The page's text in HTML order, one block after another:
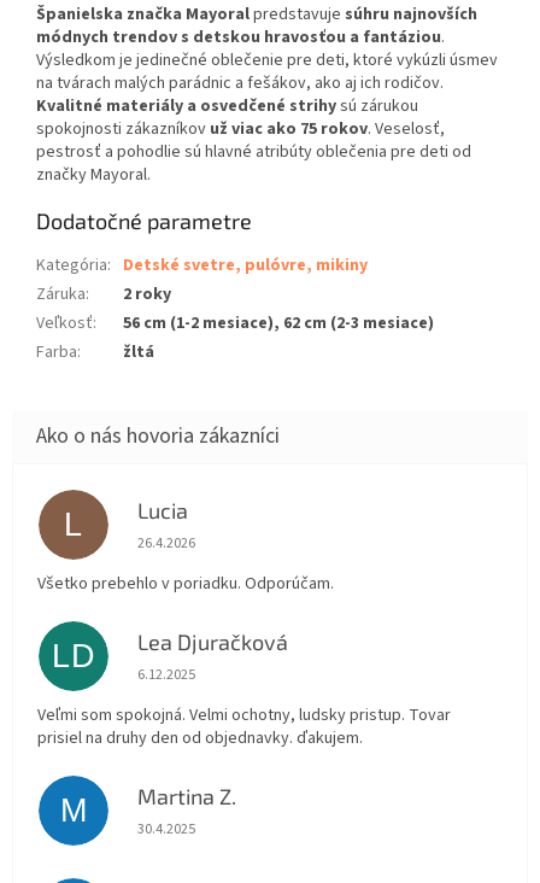
Španielska značka Mayoralpredstavuje súhru najnovších
módnych trendov s detskou hravosťou a fantáziou.
Výsledkom je jedinečné oblečenie pre deti, ktoré vykúzli úsmev
na tvárach malých parádnic a fešákov, ako aj ich rodičov.
Kvalitné materiály a osvedčené strihysú zárukou
spokojnosti zákazníkov už viac ako 75 rokov. Veselosť,
pestrosť a pohodlie sú hlavné atribúty oblečenia pre deti od
značky Mayoral.
Dodatočné parametre
Kategória: Detské svetre, pulóvre, mikiny
Záruka:
2 roky
Veľkosť:
56 cm (1-2 mesiace), 62 cm (2-3 mesiace)
Farba: žltá
L Lucia
Hodnotenie obchodu je 5 z 5 hviezdičiek.
26.4.2026
Všetko prebehlo v poriadku. Odporúčam.
LD Lea Djuračková
Hodnotenie obchodu je 5 z 5 hviezdičiek.
6.12.2025
Veľmi som spokojná. Velmi ochotny, ludsky pristup. Tovar
prisiel na druhy den od objednavky. ďakujem.
M Martina Z.
Hodnotenie obchodu je 5 z 5 hviezdičiek.
30.4.2025